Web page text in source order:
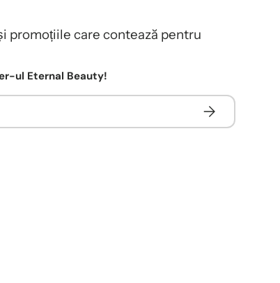
promoțiile care contează pentru
ul Eternal Beauty!